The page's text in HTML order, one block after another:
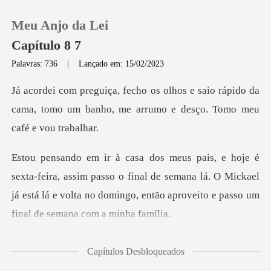
0
Histórico
Sair
Meu Anjo da Lei
Capítulo 8 7
Palavras: 736 |Lançado em: 15/02/2023
saio rápido da
cama, tomo um banho, me arr
sim passo o final de semana lá. O Mickael
já está lá e volta no dom
Capítulos Desbloqueados